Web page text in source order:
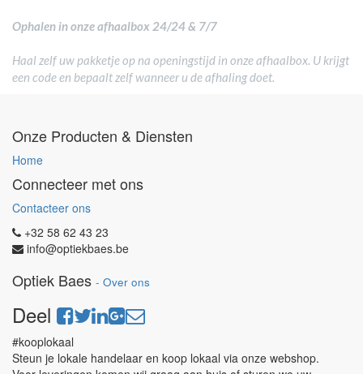
Ophalen in onze afhaalbox 24/24 & 7/7
Haal zelf uw pakketje op na openingstijd in onze afhaalbox. U krijgt
een code en bepaalt zelf wanneer u de afhaling doet.
Onze Producten & Diensten
Home
Connecteer met ons
Contacteer ons
+32 58 62 43 23
info@optiekbaes.be
Optiek Baes - Over ons
Deel
#kooplokaal
Steun je lokale handelaar en koop lokaal via onze webshop.